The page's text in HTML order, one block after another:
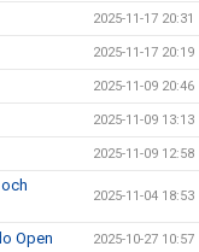
2025-11-17 20:31
2025-11-17 20:19
2025-11-09 20:46
2025-11-09 13:13
2025-11-09 12:58
2025-11-04 18:53
Open 2025-10-27 10:57